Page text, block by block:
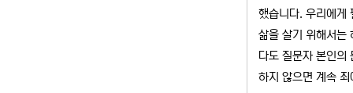
했습니다. 우리에게
삶을 살기 위해서는
다도 질문자 본인의
하지 않으면 계속